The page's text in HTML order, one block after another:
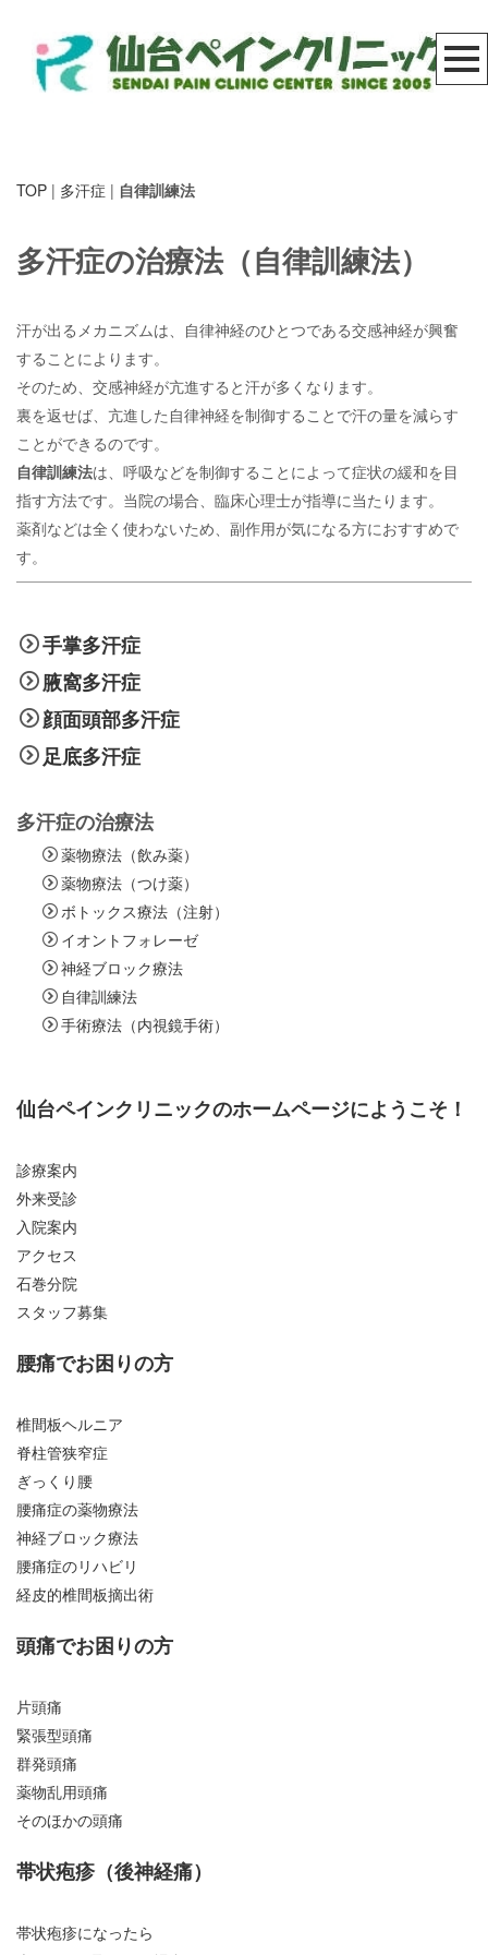
TOP | 多汗症 | 自律訓練法
多汗症の治療法（自律訓練法）
汗が出るメカニズムは、自律神経のひとつである交感神経が興奮
することによります。
そのため、交感神経が亢進すると汗が多くなります。
裏を返せば、亢進した自律神経を制御することで汗の量を減らす
ことができるのです。
自律訓練法は、呼吸などを制御することによって症状の緩和を目
指す方法です。当院の場合、臨床心理士が指導に当たります。
薬剤などは全く使わないため、副作用が気になる方におすすめで
す。
手掌多汗症
腋窩多汗症
顔面頭部多汗症
足底多汗症
多汗症の治療法
薬物療法（飲み薬）
薬物療法（つけ薬）
ボトックス療法（注射）
イオントフォレーゼ
神経ブロック療法
自律訓練法
手術療法（内視鏡手術）
仙台ペインクリニックのホームページにようこそ！
診療案内
外来受診
入院案内
アクセス
石巻分院
スタッフ募集
腰痛でお困りの方
椎間板ヘルニア
脊柱管狭窄症
ぎっくり腰
腰痛症の薬物療法
神経ブロック療法
腰痛症のリハビリ
経皮的椎間板摘出術
頭痛でお困りの方
片頭痛
緊張型頭痛
群発頭痛
薬物乱用頭痛
そのほかの頭痛
帯状疱疹（後神経痛）
帯状疱疹になったら